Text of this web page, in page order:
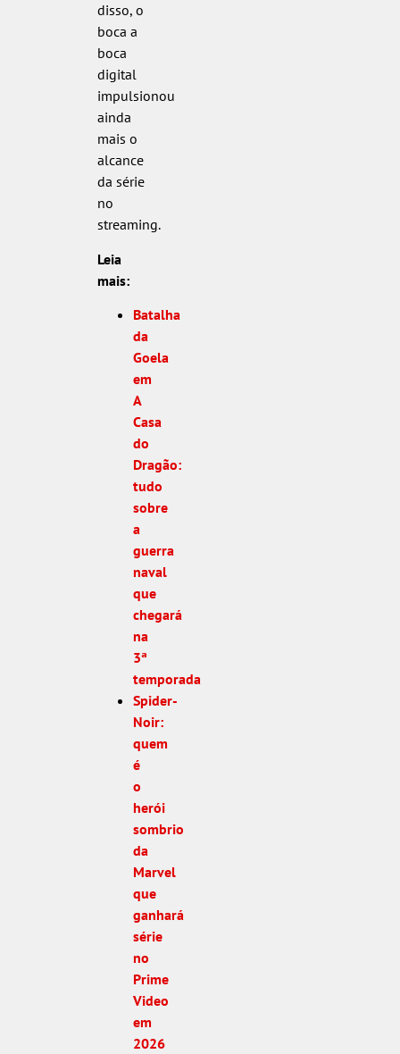
disso, o
boca a
boca
digital
impulsionou
ainda
mais o
alcance
da série
no
streaming.
Leia
mais:
Batalha
da
Goela
em
A
Casa
do
Dragão:
tudo
sobre
a
guerra
naval
que
chegará
na
3ª
temporada
Spider-
Noir:
quem
é
o
herói
sombrio
da
Marvel
que
ganhará
série
no
Prime
Video
em
2026